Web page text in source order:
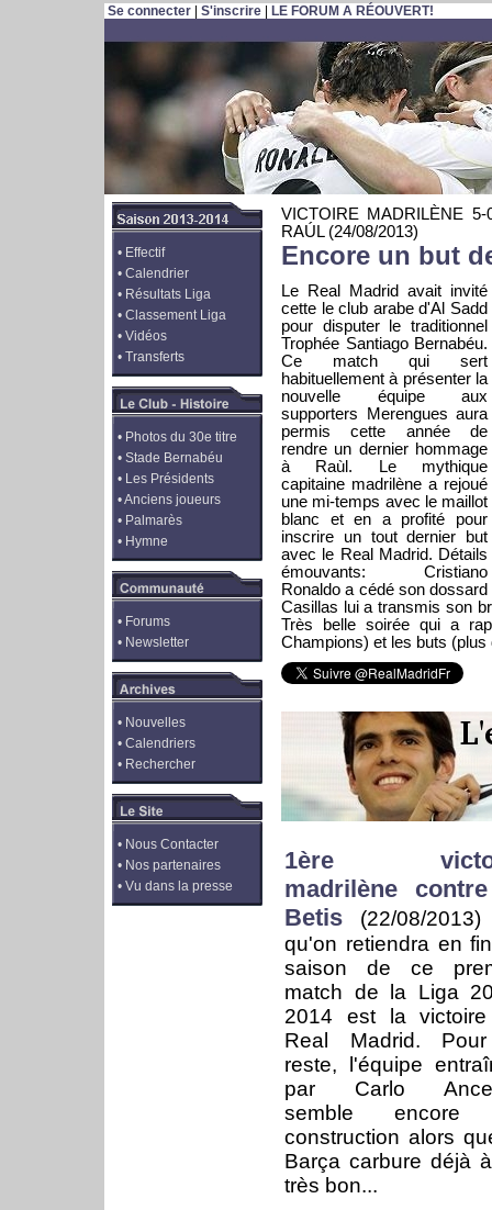
Se connecter S'inscrire LE FORUM A RÉOUVERT!
• Effectif
• Calendrier
• Résultats Liga
• Classement Liga
• Vidéos
• Transferts
• Photos du 30e titre
• Stade Bernabéu
• Les Présidents
•Anciens joueurs
• Palmarès
• Hymne
• Forums
• Newsletter
• Nouvelles
• Calendriers
• Rechercher
• Nous Contacter
• Nos partenaires
• Vu dans la presse
VICTOIRE MADRILÈNE
RAÚL(24/08/2013)
Encore un but
Le Real Madrid avait invité
cette le club arabe d'Al Sadd
pour disputer le traditionnel
Trophée Santiago Bernabéu.
Ce match qui sert
habituellement à présenter la
nouvelle équipe aux
supporters Merengues aura
permis cette année de
rendre un dernier hommage
à Raùl. Le mythique
capitaine madrilène a rejoué
une mi-temps avec le maillot
blanc et en a profité pour
inscrire un tout dernier but
avec le Real Madrid. Détails
émouvants: Cristiano
Ronaldo a cédé son
Casillas lui a transmis son
Très belle soirée qui a
Champions) et les buts (plus
1ère
madrilène
Betis (22/08/
qu'on retiendra en
saison de ce
match de la Liga
2014 est la
Real Madrid.
reste, l'équipe
par Carlo
semble encore
construction alors
Barça carbure déjà
très bon...